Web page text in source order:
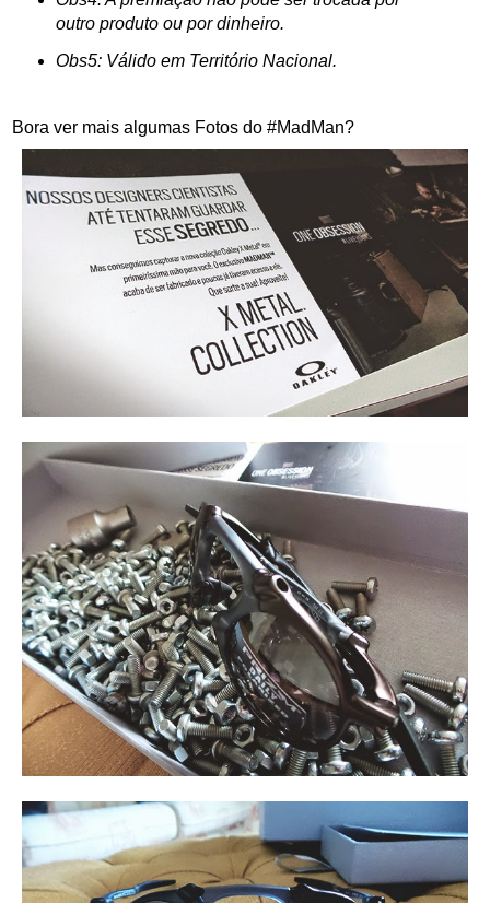
outro produto ou por dinheiro.
Obs5: Válido em Território Nacional.
Bora ver mais algumas Fotos do #MadMan?